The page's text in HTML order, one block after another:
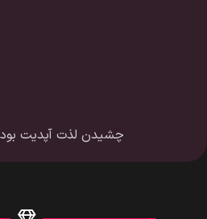
چشیدن لذت آپدیت